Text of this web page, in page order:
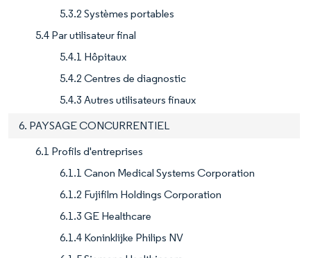
5.3.2 Systèmes portables
5.4 Par utilisateur final
5.4.1 Hôpitaux
5.4.2 Centres de diagnostic
5.4.3 Autres utilisateurs finaux
6. PAYSAGE CONCURRENTIEL
6.1 Profils d'entreprises
6.1.1 Canon Medical Systems Corporation
6.1.2 Fujifilm Holdings Corporation
6.1.3 GE Healthcare
6.1.4 Koninklijke Philips NV